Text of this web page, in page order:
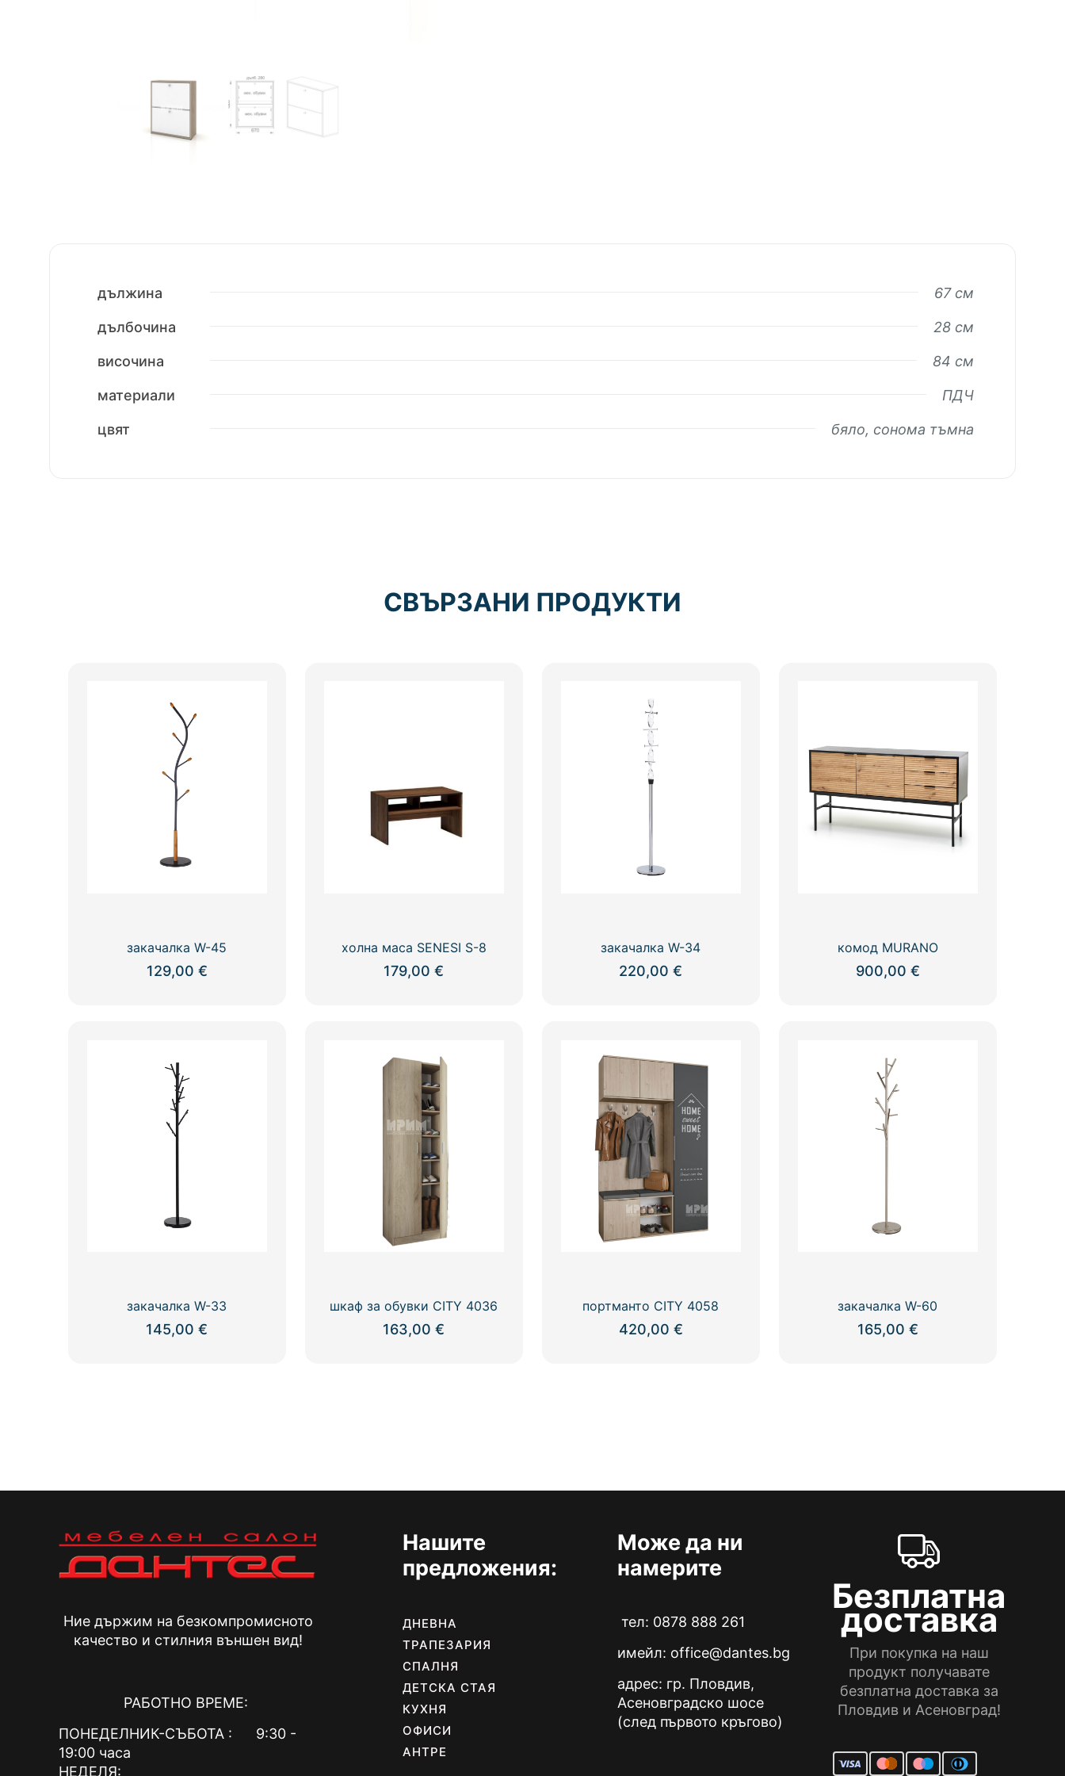
дължина 67 см
дълбочина 28 см
височина 84 см
материали ПДЧ
цвят бяло, сонома тъмна
СВЪРЗАНИ ПРОДУКТИ
закачалка W-45
129,00 €
холна маса SENESI S-8
179,00€
закачалка W-34
220,00€
комод MURANO
900,00 €
закачалка W-33
145,00€
on
the
product
шкаф за обувки CITY 4036
163,00€
портманто CITY 4058
420,00 €
закачалка W-60
165,00 €
Ние държим на безкомпромисното
качество и стилния външен вид!
РАБОТНО ВРЕМЕ:
ПОНЕДЕЛНИК-СЪБОТА : 9:30 -
19:00 часа
НЕДЕЛЯ:
Нашите
предложения:
ДНЕВНА
ТРАПЕЗАРИЯ
СПАЛНЯ
ДЕТСКА СТАЯ
КУХНЯ
ОФИСИ
АНТРЕ
Може да ни
намерите
тел: 0878 888 261
имейл: office@dantes.bg
адрес: гр. Пловдив,
Асеновградско шосе
(след първото кръгово)
Безплатна
доставка
При покупка на наш
продукт получавате
безплатна доставка за
Пловдив и Асеновград!